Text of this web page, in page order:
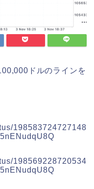
ドルのラインを
198583724727148
198569228720534